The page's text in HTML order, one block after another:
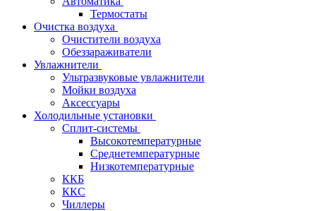
Термостаты
Очистка воздуха
Очистители воздуха
Обеззараживатели
Увлажнители
Ультразвуковые увлажнители
Мойки воздуха
Аксессуары
Холодильные установки
Сплит-системы
Высокотемпературные
Среднетемпературные
Низкотемпературные
ККБ
ККС
Чиллеры